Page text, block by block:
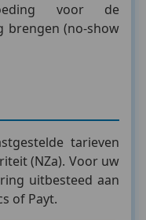
voor de
brengen (no-show
tarieven
(NZa). Voor uw
uitbesteed aan
of Payt.